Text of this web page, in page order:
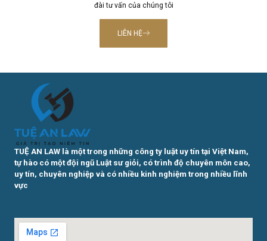
đài tư vấn của chúng tôi
LIÊN HỆ
TUỆ AN LAW là một trong những công ty luật uy tín tại Việt Nam,
tự hào có một đội ngũ Luật sư giỏi, có trình độ chuyên môn cao,
uy tín, chuyên nghiệp và có nhiều kinh nghiệm trong nhiều lĩnh
vực